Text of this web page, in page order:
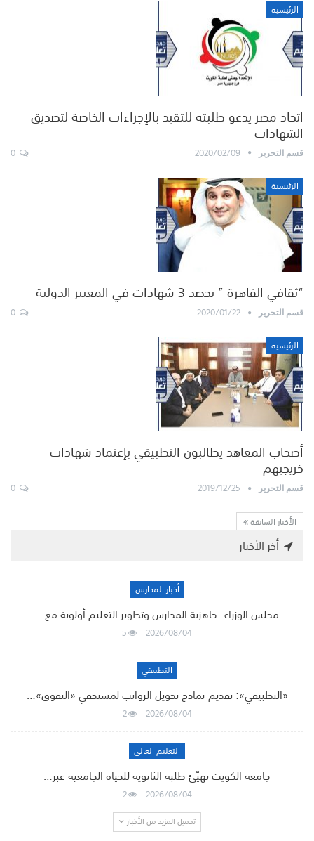
الرئيسية
اتحاد مصر يدعو طلبته للتقيد بالإجراءات الخاصة لتصديق
الشهادات
قسم التحرير 2020/02/09
الرئيسية
“ثقافي القاهرة ” يحصد 3 شهادات في المعيير الدولية
قسم التحرير 2020/01/22
الرئيسية
أصحاب المعاهد يطالبون التطبيقي بإعتماد شهادات
خريجيهم
قسم التحرير 2019/12/25
الأخبار السابقة
أخر الأخبار
أخبار المدارس
مجلس الوزراء: جاهزية المدارس وتطوير التعليم أولوية مع…
2026/08/04
5
التطبيقي
«التطبيقي»: تقديم نماذج تحويل الرواتب لمستحقي «التفوق»…
2026/08/04
2
التعليم العالي
جامعة الكويت تهيّئ طلبة الثانوية للحياة الجامعية عبر…
2026/08/04
2
تحميل المزيد من الأخبار